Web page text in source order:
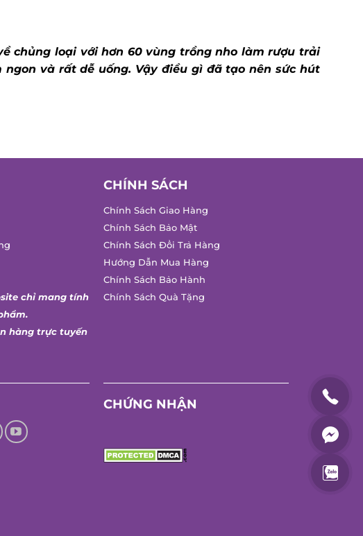
chủng loại với hơn 60 vùng trồng nho làm rượu trải
và rất dễ uống. Vậy điều gì đã tạo nên sức hút
chỉ mang tính
hàng trực tuyến
CHÍNH SÁCH
Chính Sách Giao Hàng
Chính Sách Bảo Mật
Chính Sách Đổi Trả Hàng
Hướng Dẫn Mua Hàng
Chính Sách Bảo Hành
Chính Sách Quà Tặng
CHỨNG NHẬN